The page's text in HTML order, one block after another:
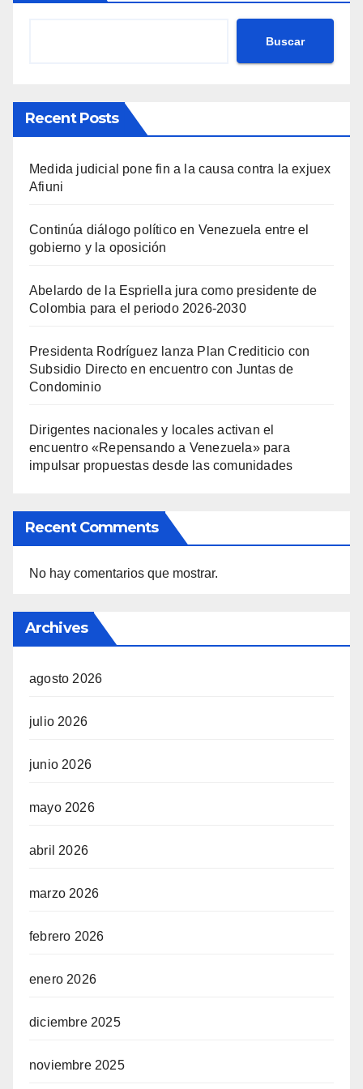
Buscar
Recent Posts
Medida judicial pone fin a la causa contra la exjuex
Afiuni
Continúa diálogo político en Venezuela entre el
gobierno y la oposición
Abelardo de la Espriella jura como presidente de
Colombia para el periodo 2026-2030
Presidenta Rodríguez lanza Plan Crediticio con
Subsidio Directo en encuentro con Juntas de
Condominio
Dirigentes nacionales y locales activan el
encuentro «Repensando a Venezuela» para
impulsar propuestas desde las comunidades
Recent Comments
No hay comentarios que mostrar.
Archives
agosto 2026
julio 2026
junio 2026
mayo 2026
abril 2026
marzo 2026
febrero 2026
enero 2026
diciembre 2025
noviembre 2025